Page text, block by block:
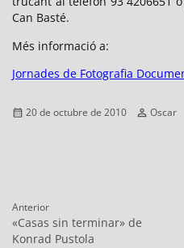
Can Basté.
Més informació a:
Jornades de Fotografia
Publicado
20 de octubre de 2010 Autor
Oscar
Navegación
de
entradas
Anterior
Entrada
anterior:
«Casas sin terminar» de
Konrad Pustola